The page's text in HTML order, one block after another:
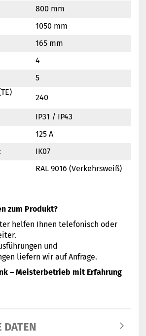
800 mm
1050 mm
165 mm
4
5
240
IP31 / IP43
125 A
IK07
RAL 9016 (Verkehrsweiß)
zum Produkt?
helfen Ihnen telefonisch oder
und
liefern wir auf Anfrage.
– Meisterbetrieb mit Erfahrung
DATEN